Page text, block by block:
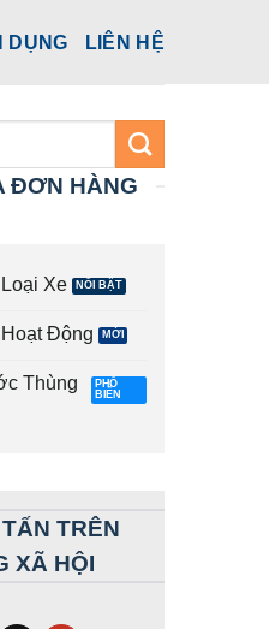
DỤNG LIÊN HỆ
ĐƠN HÀNG
Xe
Động
Thùng
TRÊN
XÃ HỘI